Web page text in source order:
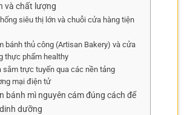
và chất lượng
siêu thị lớn và chuỗi cửa hàng tiện
bánh thủ công (Artisan Bakery) và cửa
thực phẩm healthy
sắm trực tuyến qua các nền tảng
mại điện tử
bánh mì nguyên cám đúng cách để
dưỡng